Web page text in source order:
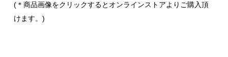
(＊商品画像をクリックするとオンラインストアよりご購入頂
けます。)